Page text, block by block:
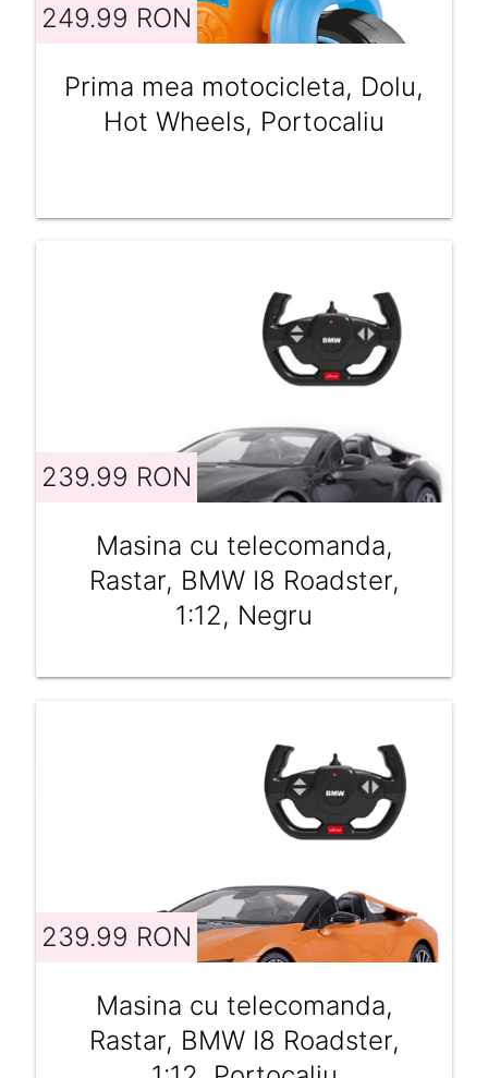
249.99 RON
Prima mea motocicleta, Dolu,
Hot Wheels, Portocaliu
239.99 RON
Masina cu telecomanda,
Rastar, BMW I8 Roadster,
1:12, Negru
239.99 RON
Masina cu telecomanda,
Rastar, BMW I8 Roadster,